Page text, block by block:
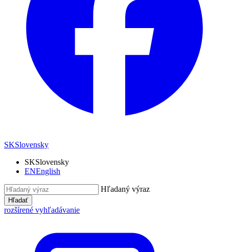
SKSlovensky
SKSlovensky
ENEnglish
Hľadaný výraz
Hľadať
rozšírené vyhľadávanie